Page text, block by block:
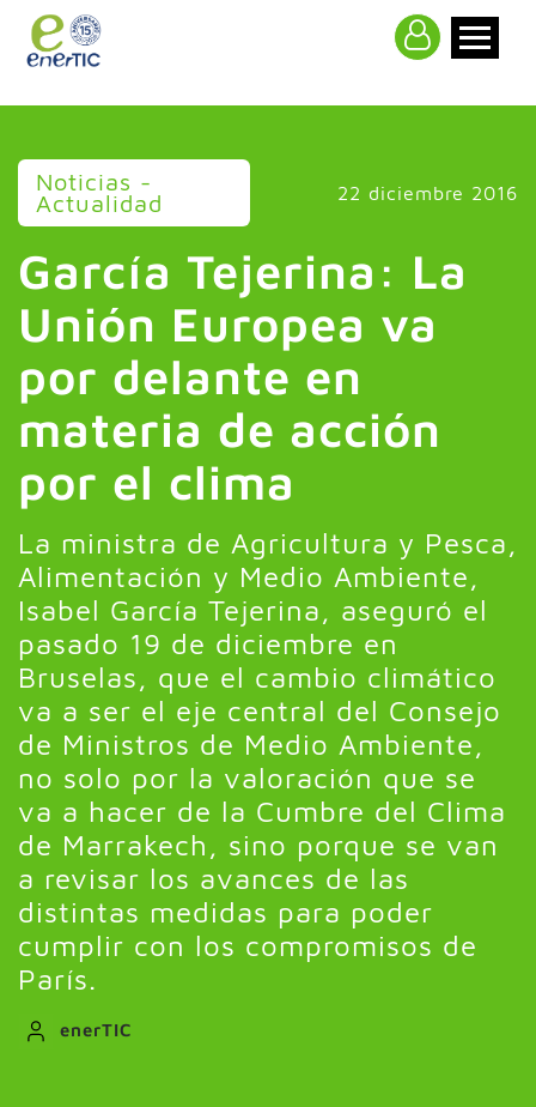
Noticias -
Actualidad 22 diciembre 2016
García Tejerina: La
Unión Europea va
por delante en
materia de acción
por el clima
La ministra de Agricultura y Pesca,
Alimentación y Medio Ambiente,
Isabel García Tejerina, aseguró el
pasado 19 de diciembre en
Bruselas, que el cambio climático
va a ser el eje central del Consejo
de Ministros de Medio Ambiente,
no solo por la valoración que se
va a hacer de la Cumbre del Clima
de Marrakech, sino porque se van
a revisar los avances de las
distintas medidas para poder
cumplir con los compromisos de
París.
enerTIC